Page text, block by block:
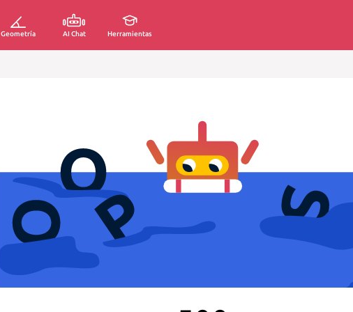
Geometría AI Chat Herramientas